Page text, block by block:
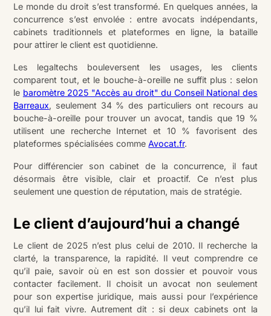
Le monde du droit s’est transformé. En quelques années, la
concurrence s’est envolée : entre avocats indépendants,
cabinets traditionnels et plateformes en ligne, la bataille
pour attirer le client est quotidienne.
Les legaltechs bouleversent les usages, les clients
comparent tout, et le bouche-à-oreille ne suffit plus : selon
le baromètre 2025 "Accès au droit" du Conseil National des
Barreaux, seulement 34 % des particuliers ont recours au
bouche-à-oreille pour trouver un avocat, tandis que 19 %
utilisent une recherche Internet et 10 % favorisent des
plateformes spécialisées commeAvocat.fr.
Pour différencier son cabinet de la concurrence, il faut
désormais être visible, clair et proactif. Ce n’est plus
seulement une question de réputation, mais de stratégie.
Le client d’aujourd’hui a changé
Le client de 2025 n’est plus celui de 2010. Il recherche la
clarté, la transparence, la rapidité. Il veut comprendre ce
qu’il paie, savoir où en est son dossier et pouvoir vous
contacter facilement. Il choisit un avocat non seulement
pour son expertise juridique, mais aussi pour l’expérience
qu’il lui fait vivre. Autrement dit : si deux cabinets ont la